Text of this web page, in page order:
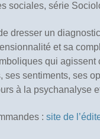
sociales, série
dresser un
et sa
qui
ses sentiments, ses
à la psychanalyse
: site de